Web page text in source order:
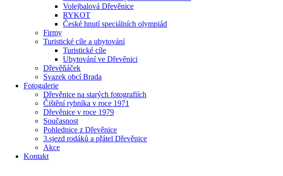
Volejbalová Dřevěnice
RYKOT
České hnutí speciálních olympiád
Firmy
Turistické cíle a ubytování
Turistické cíle
Ubytování ve Dřevěnici
Dřevěňáček
Svazek obcí Brada
Fotogalerie
Dřevěnice na starých fotografiích
Čištění rybníka v roce 1971
Dřevěnice v roce 1979
Současnost
Pohlednice z Dřevěnice
3.sjezd rodáků a přátel Dřevěnice
Akce
Kontakt